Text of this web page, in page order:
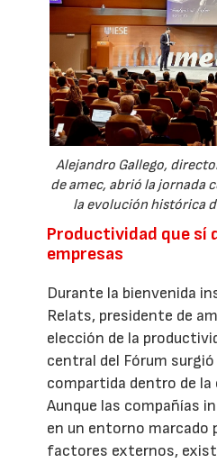
Alejandro Gallego,
de amec, abrió la jornada
la evolución histórica
Productividad que sí
empresas
Durante la bienvenida
Relats, presidente de
elección de la
central del Fórum
compartida dentro de la
Aunque las compañías
en un entorno marcado
factores externos,